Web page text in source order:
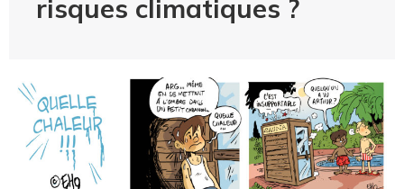
risques climatiques ?